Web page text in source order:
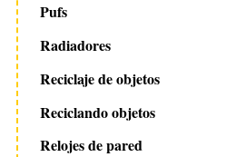
Pufs
Radiadores
Reciclaje de objetos
Reciclando objetos
Relojes de pared